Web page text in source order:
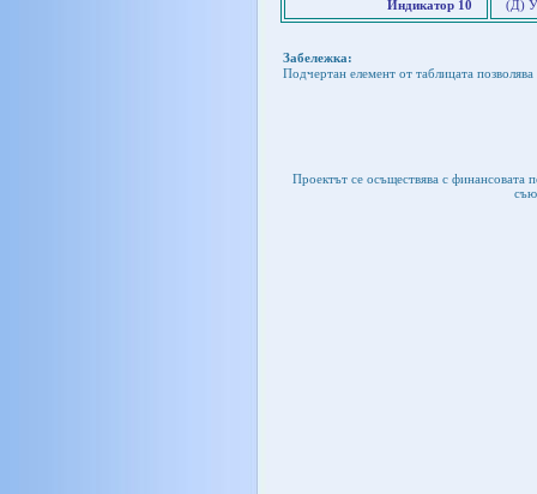
Индикатор 10 (Д)
Забележка:
Подчертан елемент от таблицата
Проектът се осъществява с финансовата